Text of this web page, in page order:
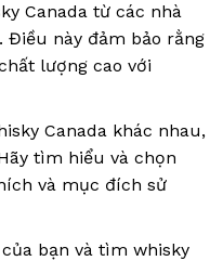
Canada từ các nhà
Điều này đảm bảo rằng
lượng cao với
Canada khác nhau,
tìm hiểu và chọn
và mục đích sử
bạn và tìm whisky